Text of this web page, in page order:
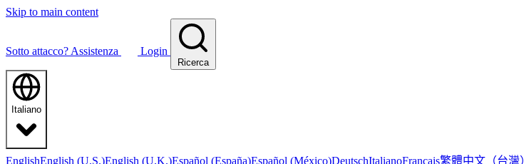
Skip to main content
Sotto attacco? Assistenza Login
Ricerca
Italiano
EnglishEnglish (U.S.)English (U.K.)Español (España)Español (México)DeutschItalianoFrançais繁體中文（台灣）